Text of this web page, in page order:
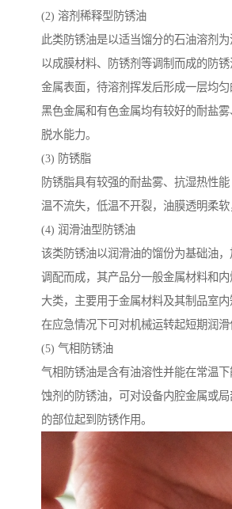
(2) 溶剂稀释型防锈油
此类防锈油是以适当馏分的石油溶剂
以成膜材料、防锈剂等调制而成的防
金属表面，待溶剂挥发后形成一层均
黑色金属和有色金属均有较好的耐盐
脱水能力。
(3) 防锈脂
防锈脂具有较强的耐盐雾、抗湿热性
温不流失，低温不开裂，油膜透明柔软
(4) 润滑油型防锈油
该类防锈油以润滑油的馏份为基础油，
调配而成，其产品分一般金属材料和
大类，主要用于金属材料及其制品室内
在应急情况下可对机械运转起短期润滑
(5) 气相防锈油
气相防锈油是含有油溶性并能在常温
蚀剂的防锈油，可对设备内腔金属或
的部位起到防锈作用。